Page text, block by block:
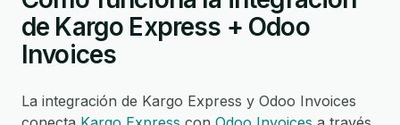
de Kargo Express + Odoo
Invoices
La integración de Kargo Express y Odoo Invoices